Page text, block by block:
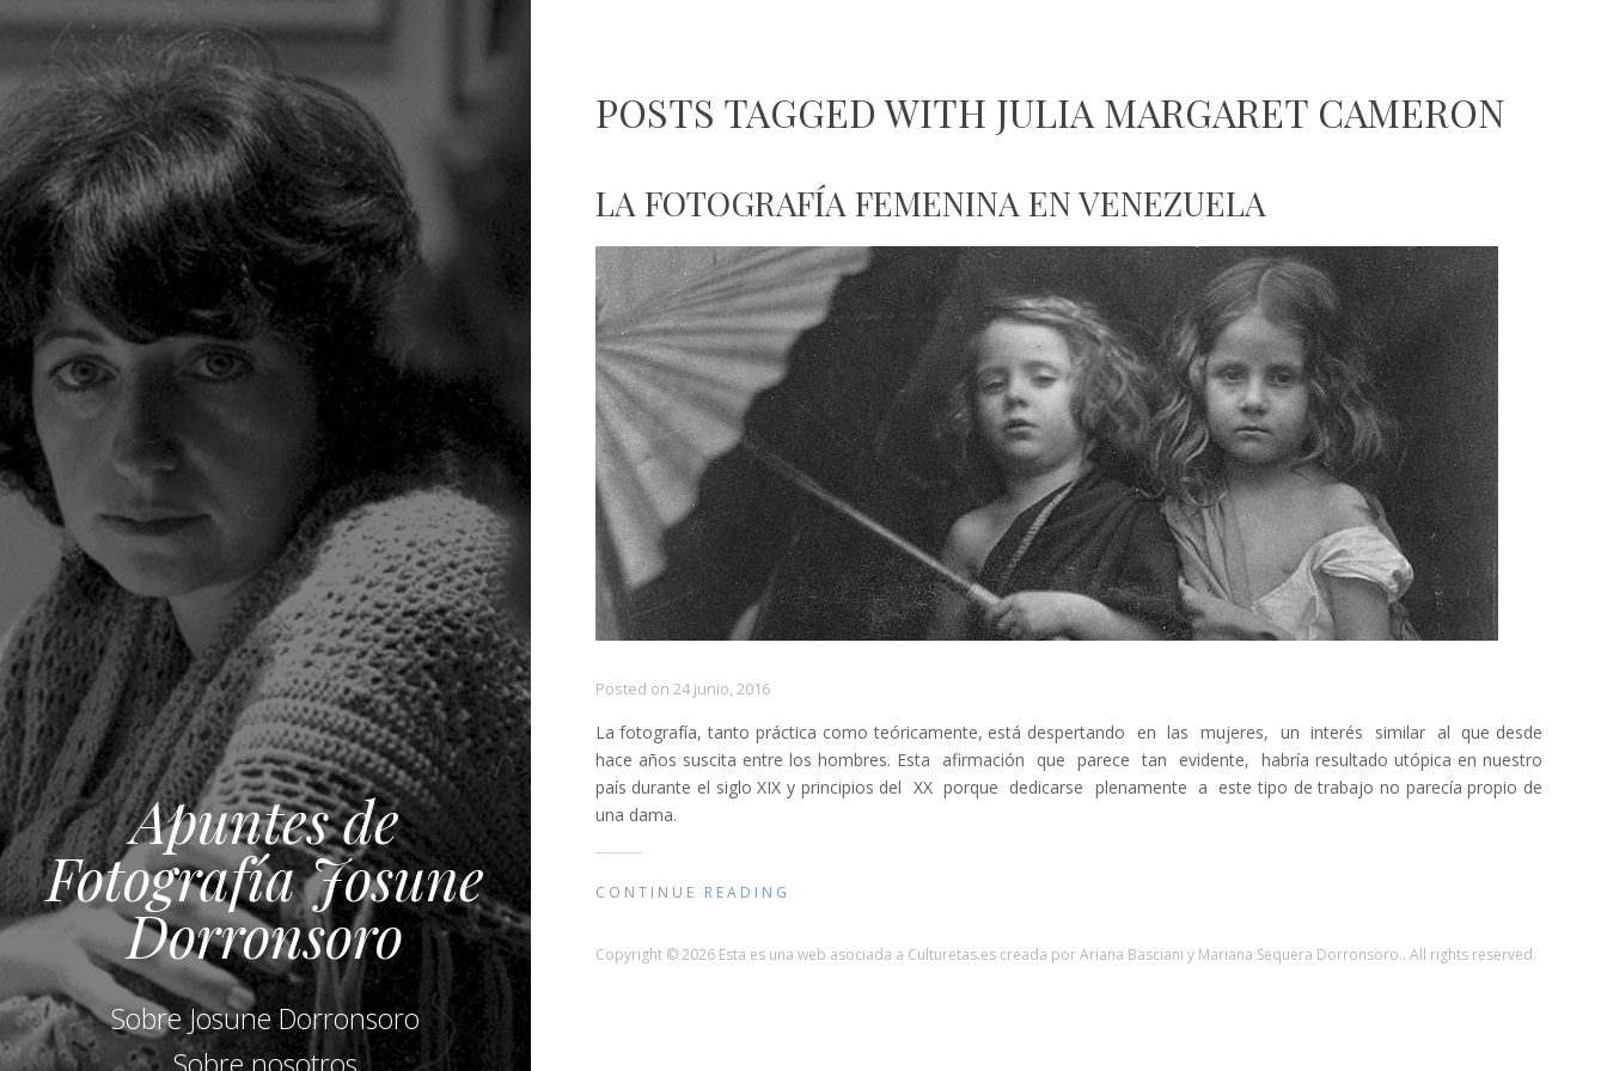
Apuntes de
Fotografía Josune
Dorronsoro
Sobre Josune Dorronsoro
POSTS TAGGED WITH JULIA MARGARET CAMERON
LA FOTOGRAFÍA FEMENINA EN VENEZUELA
Posted on 24 junio, 2016
La fotografía, tanto práctica como teóricamente, está despertando en las mujeres, un interés similar al que desde
hace años suscita entre los hombres. Esta afirmación que parece tan evidente, habría resultado utópica en nuestro
país durante el siglo XIX y principios del XX porque dedicarse plenamente a este tipo de trabajo no parecía propio de
una dama.
CONTINUE READING
Copyright © 2026 Esta es una web asociada a Culturetas.es creada por Ariana Basciani y Mariana Sequera Dorronsoro.. All rights reserved.